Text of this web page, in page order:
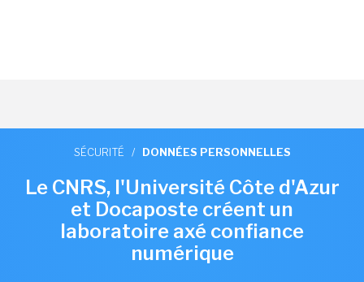
SÉCURITÉ / DONNÉES PERSONNELLES
Le CNRS, l'Université Côte d'Azur
et Docaposte créent un
laboratoire axé confiance
numérique